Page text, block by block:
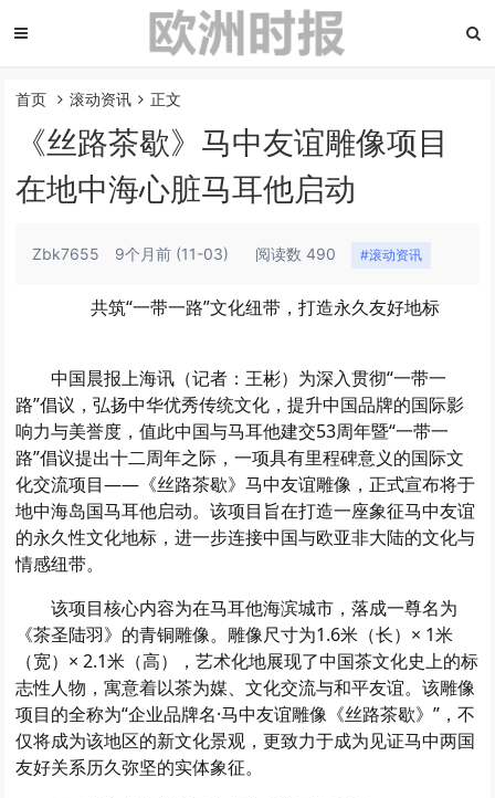
首页 滚动资讯 正文
《丝路茶歇》马中友谊雕像项目
在地中海心脏马耳他启动
Zbk7655 9个月前 (11-03) 阅读数 490 #滚动资讯
共筑“一带一路”文化纽带，打造永久友好地标
中国晨报上海讯（记者：王彬）为深入贯彻“一带一
路”倡议，弘扬中华优秀传统文化，提升中国品牌的国际影
响力与美誉度，值此中国与马耳他建交53周年暨“一带一
路”倡议提出十二周年之际，一项具有里程碑意义的国际文
化交流项目——《丝路茶歇》马中友谊雕像，正式宣布将于
地中海岛国马耳他启动。该项目旨在打造一座象征马中友谊
的永久性文化地标，进一步连接中国与欧亚非大陆的文化与
情感纽带。
该项目核心内容为在马耳他海滨城市，落成一尊名为
《茶圣陆羽》的青铜雕像。雕像尺寸为1.6米（长）× 1米
（宽）× 2.1米（高），艺术化地展现了中国茶文化史上的标
志性人物，寓意着以茶为媒、文化交流与和平友谊。该雕像
项目的全称为“企业品牌名·马中友谊雕像《丝路茶歇》”，不
仅将成为该地区的新文化景观，更致力于成为见证马中两国
友好关系历久弥坚的实体象征。